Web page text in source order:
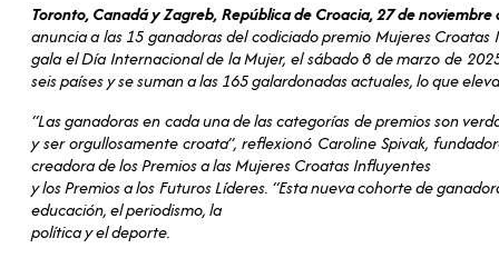
Toronto, Canadá y Zagreb, República de Croacia, 27 de noviembre
anuncia a las 15 ganadoras del codiciado premio Mujeres
gala el Día Internacional de la Mujer, el sábado 8 de marzo de
seis países y se suman a las 165 galardonadas actuales, lo que
“Las ganadoras en cada una de las categorías de premios son
y ser orgullosamente croata”, reflexionó Caroline Spivak,
creadora de los Premios a las Mujeres Croatas Influyentes
y los Premios a los Futuros Líderes. “Esta nueva cohorte de
educación, el periodismo, la
política y el deporte.